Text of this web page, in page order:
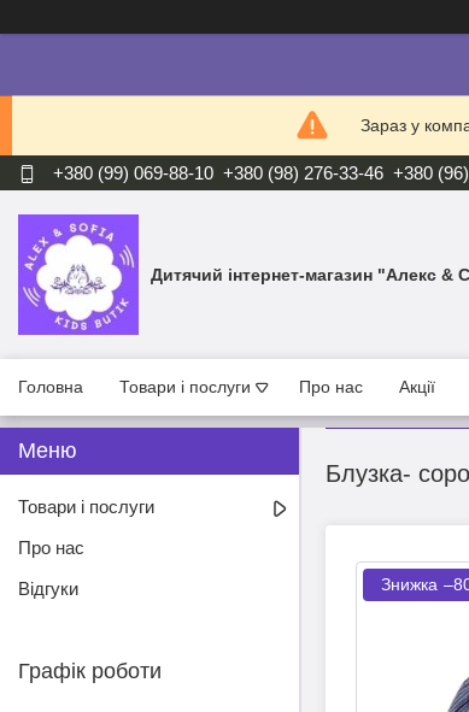
Зараз у
+380 (99) 069-88-10 +380 (98) 276-33-46 +380
Дитячий інтернет-магазин "Алекс &
Головна Товари і послуги Про нас Акції
Блузка-
Товари і послуги
Про нас
Відгуки
Графік роботи